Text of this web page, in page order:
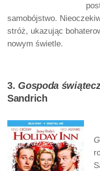
samobójstwo.
stróż, ukazując
nowym świetle.
3. Gospoda
Sandrich